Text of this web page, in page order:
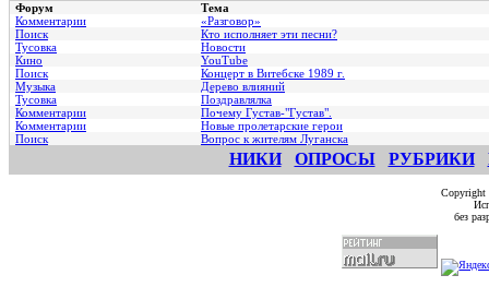
Форум
Тема
Комментарии
«Разговор»
Поиск
Кто исполняет эти песни?
Тусовка
Новости
Кино
YouTube
Поиск
Концерт в Витебске 1989 г.
Музыка
Дерево влияний
Тусовка
Поздравлялка
Комментарии
Почему Густав-"Густав".
Комментарии
Hовые пролетарские герои
Поиск
Вопрос к жителям Луганска
НИКИ ОПРОСЫ РУБРИКИ
без